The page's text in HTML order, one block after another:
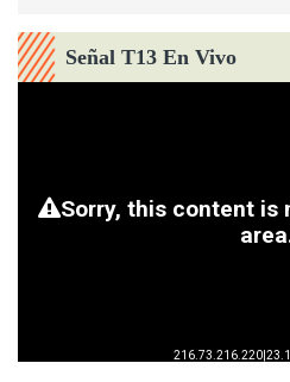
Señal T13 En Vivo